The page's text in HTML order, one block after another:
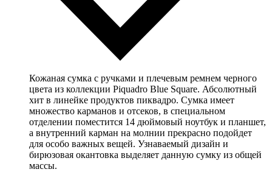
Кожаная сумка с ручками и плечевым ремнем черного
цвета из коллекции Piquadro Blue Square. Абсолютный
хит в линейке продуктов пиквадро. Сумка имеет
множество карманов и отсеков, в специальном
отделении поместится 14 дюймовый ноутбук и планшет,
а внутренний карман на молнии прекрасно подойдет
для особо важных вещей. Узнаваемый дизайн и
бирюзовая окантовка выделяет данную сумку из общей
массы.